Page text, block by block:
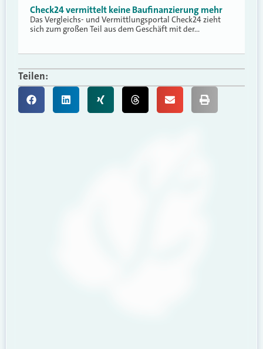
Check24 vermittelt keine Baufinanzierung mehr
Das Vergleichs- und Vermittlungsportal Check24 zieht
sich zum großen Teil aus dem Geschäft mit der…
Teilen: